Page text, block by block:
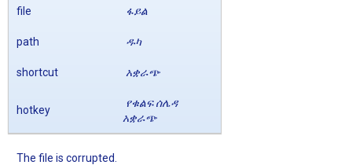
file ፋይል
path ዱካ
shortcut አቋራጭ
hotkey
የቁልፍ ሰሌዳ
አቋራጭ
The file is corrupted.